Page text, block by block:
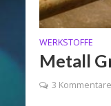
WERKSTOFFE
Metall
3 Kommentare